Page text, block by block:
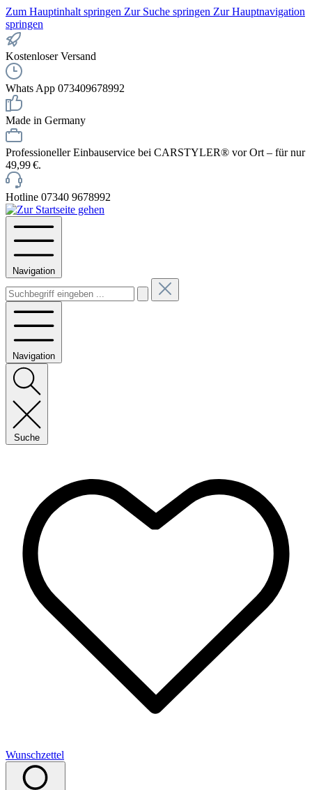
Zum Hauptinhalt springen Zur Suche springen Zur Hauptnavigation
springen
Kostenloser Versand
Whats App 073409678992
Made in Germany
Professioneller Einbauservice bei CARSTYLER® vor Ort – für nur
49,99 €.
Hotline 07340 9678992
Navigation
Navigation
Suche
Wunschzettel